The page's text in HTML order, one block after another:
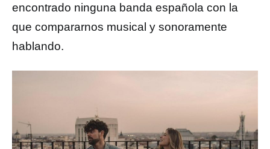
encontrado ninguna banda española con la
que compararnos musical y sonoramente
hablando.